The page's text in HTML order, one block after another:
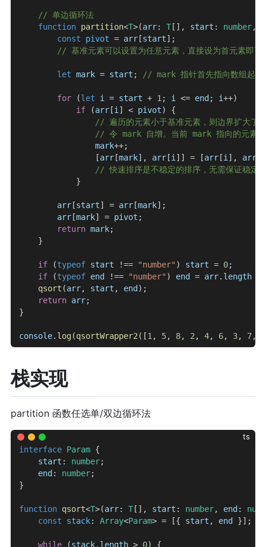
    // 单边循环法
    function
partition<T>(arr: T[], start : number,
        const
pivot = arr[start];
        // 基准元素可以设置为任意元素，直接设为首元素即可
        let
mark = start ; // mark 指针首先指向数组起始
        for
(let i = start + 1 ; i <= end ; i++)
            if
(arr[i ] < pivot) {
                // 遍历的元素小于基准元素，则边界扩大了
// 令 mark 自增。当前 mark 指向的元素必
                mark
++;
                [
arr[mark], arr[i ]] = [arr[i ], arr
// 快速排序是不稳定的排序，无需保证稳定
            }
        arr
[start] = arr[mark];
        arr
[mark] = pivot ;
        return
mark;
    }
    if
(typeof start !== "number" ) start = 0;
    if
(typeof end !== "number" ) end = arr. length -
    qsort
(arr, start , end );
    return
arr;
}
console. log(qsortWrapper2 ([1 , 5, 8, 2 , 4, 6, 3, 7,
栈实现
partition 函数任选单/双边循环法
ts
interface Param {
    start
: number;
    end
: number;
}
function qsort<T>(arr: T[], start : number, end :
    const
stack: Array<Param> = [{ start , end }];
    while
(stack. length > 0) {